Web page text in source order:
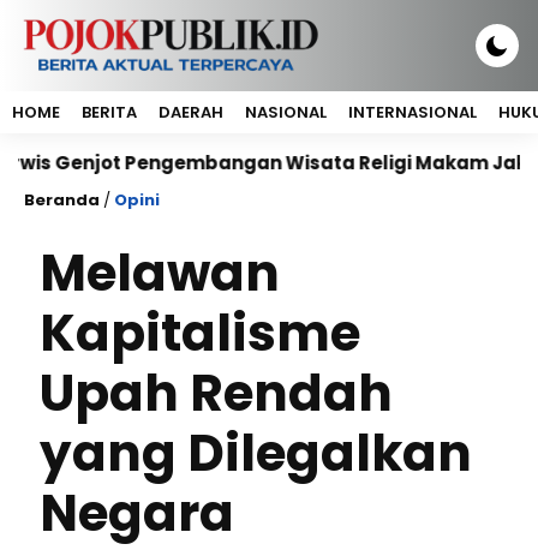
HOME BERITA DAERAH NASIONAL INTERNASIONAL
Wisata Religi Makam Jaksa Pamutus
Beranda / Opini
Melawan
Kapitalisme
Upah Rendah
yang Dilegalkan
Negara